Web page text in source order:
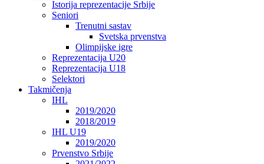
Istorija reprezentacije Srbije
Seniori
Trenutni sastav
Svetska prvenstva
Olimpijske igre
Reprezentacija U20
Reprezentacija U18
Selektori
Takmičenja
IHL
2019/2020
2018/2019
IHL U19
2019/2020
Prvenstvo Srbije